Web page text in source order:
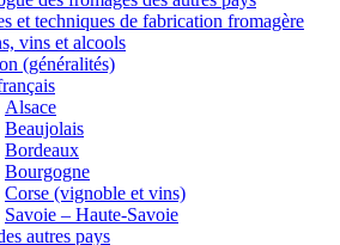
et techniques de fabrication fromagère
vins et alcools
(généralités)
Alsace
Beaujolais
Bordeaux
Bourgogne
Corse (vignoble et vins)
Savoie – Haute-Savoie
autres pays